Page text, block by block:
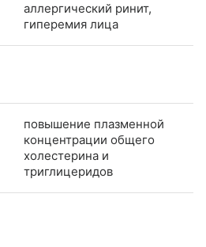
аллергический ринит,
гиперемия лица
повышение плазменной
концентрации общего
холестерина и
триглицеридов